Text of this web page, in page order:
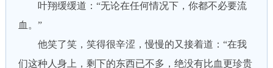
叶翔缓缓道：“无论在任何情况下，你都不必要流
血。”
他笑了笑，笑得很辛涩，慢慢的又接着道：“在我
们这种人身上，剩下的东西已不多，绝没有比血更珍贵